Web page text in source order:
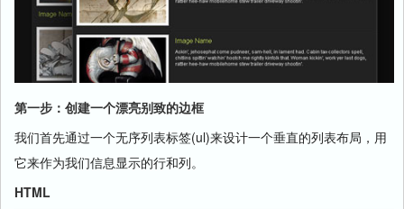
第一步：创建一个漂亮别致的边框
我们首先通过一个无序列表标签(ul)来设计一个垂直的列表布局，用
它来作为我们信息显示的行和列。
HTML